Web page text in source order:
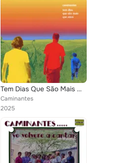
Tem Dias Que São Mais Que Anos
Caminantes
2025